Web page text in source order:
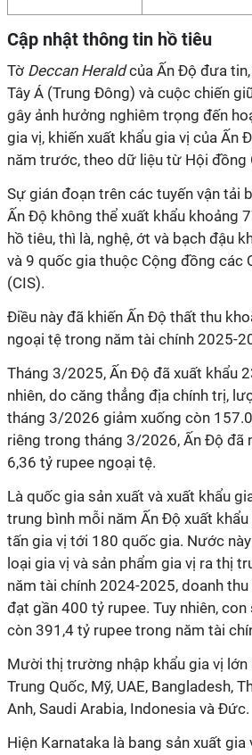
Cập nhật thông tin hồ tiêu
Tờ Deccan Heraldcủa Ấn Độ đưa
Tây Á (Trung Đông) và cuộc chiến
gây ảnh hưởng nghiêm trọng đến
gia vị, khiến xuất khẩu gia vị của Ấn
năm trước, theo dữ liệu từ Hội đồng
Sự gián đoạn trên các tuyến vận tải
Ấn Độ không thể xuất khẩu khoảng
hồ tiêu, thì là, nghệ, ớt và bạch đậu
và 9 quốc gia thuộc Cộng đồng các
(CIS).
Điều này đã khiến Ấn Độ thất thu
ngoại tệ trong năm tài chính 2025-
Tháng 3/2025, Ấn Độ đã xuất khẩu
nhiên, do căng thẳng địa chính trị,
tháng 3/2026 giảm xuống còn
riêng trong tháng 3/2026, Ấn Độ đã
6,36 tỷ rupee ngoại tệ.
Là quốc gia sản xuất và xuất khẩu
trung bình mỗi năm Ấn Độ xuất
tấn gia vị tới 180 quốc gia. Nước
loại gia vị và sản phẩm gia vị ra thị
năm tài chính 2024-2025, doanh
đạt gần 400 tỷ rupee. Tuy nhiên,
còn 391,4 tỷ rupee trong năm tài
Mười thị trường nhập khẩu gia vị
Trung Quốc, Mỹ, UAE, Bangladesh,
Anh, Saudi Arabia, Indonesia và Đức.
Hiện Karnataka là bang sản xuất